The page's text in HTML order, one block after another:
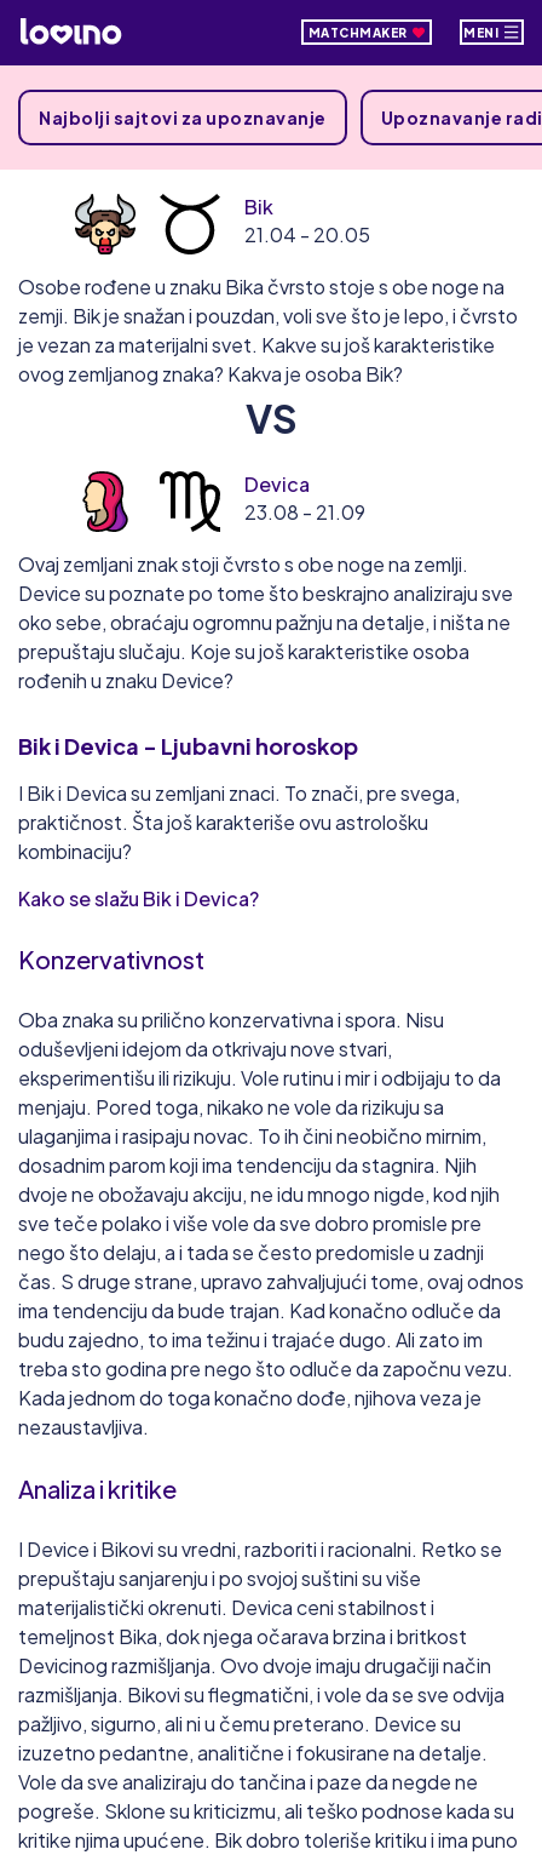
MATCHMAKER MENI
Najbolji sajtovi za upoznavanje Upoznavanje
Bik
21.04 - 20.05
Osobe rođene u znaku Bika čvrsto stoje s obe noge na
zemji. Bik je snažan i pouzdan, voli sve što je lepo, i čvrsto
je vezan za materijalni svet. Kakve su još karakteristike
ovog zemljanog znaka? Kakva je osoba Bik?
VS
Devica
23.08 - 21.09
Ovaj zemljani znak stoji čvrsto s obe noge na zemlji.
Device su poznate po tome što beskrajno analiziraju sve
oko sebe, obraćaju ogromnu pažnju na detalje, i ništa ne
prepuštaju slučaju. Koje su još karakteristike osoba
rođenih u znaku Device?
Biki Devica - Ljubavni horoskop
I Bik i Devica su zemljani znaci. To znači, pre svega,
praktičnost. Šta još karakteriše ovu astrološku
kombinaciju?
Kako se slažu Bik i Devica?
Konzervativnost
Oba znaka su prilično konzervativna i spora. Nisu
oduševljeni idejom da otkrivaju nove stvari,
eksperimentišu ili rizikuju. Vole rutinu i mir i odbijaju to da
menjaju. Pored toga, nikako ne vole da rizikuju sa
ulaganjima i rasipaju novac. To ih čini neobično mirnim,
dosadnim parom koji ima tendenciju da stagnira. Njih
dvoje ne obožavaju akciju, ne idu mnogo nigde, kod njih
sve teče polako i više vole da sve dobro promisle pre
nego što delaju, a i tada se često predomisle u zadnji
čas. S druge strane, upravo zahvaljujući tome, ovaj odnos
ima tendenciju da bude trajan. Kad konačno odluče da
budu zajedno, to ima težinu i trajaće dugo. Ali zato im
treba sto godina pre nego što odluče da započnu vezu.
Kada jednom do toga konačno dođe, njihova veza je
nezaustavljiva.
Analiza i kritike
I Device i Bikovi su vredni, razboriti i racionalni. Retko se
prepuštaju sanjarenju i po svojoj suštini su više
materijalistički okrenuti. Devica ceni stabilnost i
temeljnost Bika, dok njega očarava brzina i britkost
Devicinog razmišljanja. Ovo dvoje imaju drugačiji način
razmišljanja. Bikovi su flegmatični, i vole da se sve odvija
pažljivo, sigurno, ali ni u čemu preterano. Device su
izuzetno pedantne, analitične i fokusirane na detalje.
Vole da sve analiziraju do tančina i paze da negde ne
pogreše. Sklone su kriticizmu, ali teško podnose kada su
kritike njima upućene. Bik dobro toleriše kritiku i ima puno